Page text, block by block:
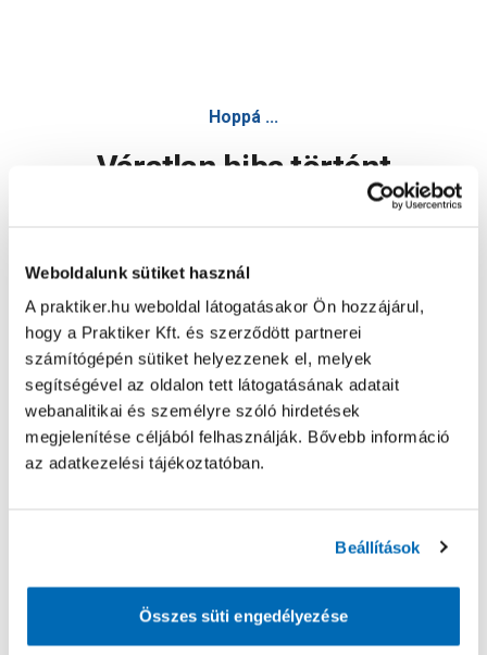
Weboldalunk sütiket használ
A praktiker.hu weboldal látogatásakor Ön hozzájárul,
hogy a Praktiker Kft. és szerződött partnerei
számítógépén sütiket helyezzenek el, melyek
segítségével az oldalon tett látogatásának adatait
webanalitikai és személyre szóló hirdetések
megjelenítése céljából felhasználják. Bővebb információ
az adatkezelési tájékoztatóban.
Beállítások
Összes süti engedélyezése
Hoppá ...
Váratlan hiba történt
Oldal újratöltése